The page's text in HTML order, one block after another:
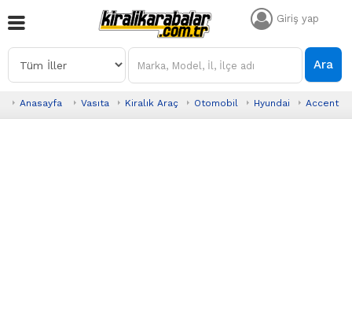
Giriş yap
Ara
Anasayfa Vasıta Kiralık Araç Otomobil Hyundai Accent